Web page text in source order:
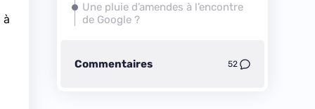
à
Une pluie d’amendes à l’encontre
de Google ?
Commentaires 52